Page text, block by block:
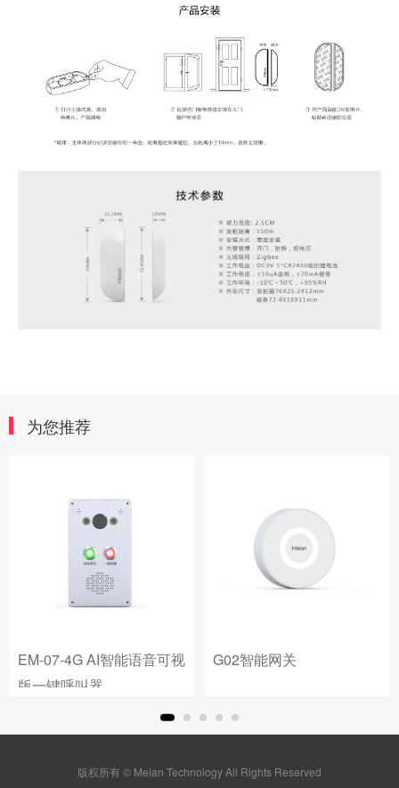
为您推荐
EM-07-4G AI智能语音可视
版一键呼叫器
G02智能网关
版权所有 © Meian Technology All Rights Reserved